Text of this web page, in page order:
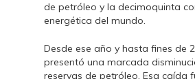
de petróleo y la decimoquinta
energética del mundo.
Desde ese año y hasta fines de
presentó una marcada
reservas de petróleo. Esa caída